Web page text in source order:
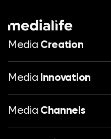
Media Creation
Media Innovation
Media Channels